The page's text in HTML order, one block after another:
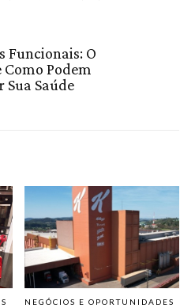
Funcionais: O
Como Podem
Sua Saúde
NEGÓCIOS E OPORTUNIDADES